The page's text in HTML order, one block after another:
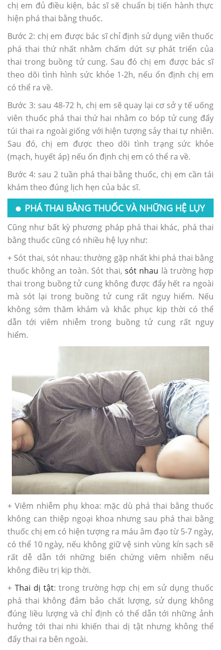
chị em đủ điều kiện, bác sĩ sẽ chuẩn bị tiến hành thực
hiện phá thai bằng thuốc.
Bước 2: chị em được bác sĩ chỉ định sử dụng viên thuốc
phá thai thứ nhất nhằm chấm dứt sự phát triển của
thai trong buồng tử cung. Sau đó chị em được bác sĩ
theo dõi tình hình sức khỏe 1-2h, nếu ổn định chị em
có thể ra về.
Bước 3: sau 48-72 h, chị em sẽ quay lại cơ sở y tế uống
viên thuốc phá thai thứ hai nhằm co bóp tử cung đẩy
túi thai ra ngoài giống với hiện tượng sảy thai tự nhiên.
Sau đó, chị em được theo dõi tình trạng sức khỏe
(mạch, huyết áp) nếu ổn định chị em có thể ra về.
Bước 4: sau 2 tuần phá thai bằng thuốc, chị em cần tái
khám theo đúng lịch hẹn của bác sĩ.
PHÁ THAI BẰNG THUỐC VÀ NHỮNG HỆ LỤY
Cũng như bất kỳ phương pháp phá thai khác, phá thai
bằng thuốc cũng có nhiều hệ lụy như:
+ Sót thai, sót nhau: thường gặp nhất khi phá thai bằng
thuốc không an toàn. Sót thai,sót nhau là trường hợp
thai trong buồng tử cung không được đẩy hết ra ngoài
mà sót lại trong buồng tử cung rất nguy hiểm. Nếu
không sớm thăm khám và khắc phục kịp thời có thể
dẫn tới viêm nhiễm trong buồng tử cung rất nguy
hiểm.
+ Viêm nhiễm phụ khoa: mặc dù phá thai bằng thuốc
không can thiệp ngoại khoa nhưng sau phá thai bằng
thuốc chị em có hiện tượng ra máu âm đạo từ 5-7 ngày,
có thể 10 ngày, nếu không giữ vệ sinh vùng kín sạch sẽ
rất dễ dẫn tới những biến chứng viêm nhiễm nếu
không điều trị kịp thời.
+ Thai dị tật: trong trường hợp chị em sử dụng thuốc
phá thai không đảm bảo chất lượng, sử dụng không
đúng liều lượng và chỉ định có thể dẫn tới những ảnh
hưởng tới thai nhi khiến thai dị tật nhưng không thể
đẩy thai ra bên ngoài.